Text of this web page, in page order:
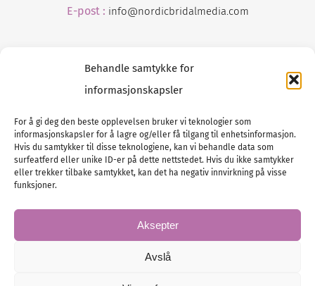
Behandle samtykke for
informasjonskapsler
For å gi deg den beste opplevelsen bruker vi teknologier som
informasjonskapsler for å lagre og/eller få tilgang til enhetsinformasjon.
Hvis du samtykker til disse teknologiene, kan vi behandle data som
surfeatferd eller unike ID-er på dette nettstedet. Hvis du ikke samtykker
eller trekker tilbake samtykket, kan det ha negativ innvirkning på visse
funksjoner.
Aksepter
Avslå
E-post : info@nordicbridalmedia.com
Tlf :23 00 80 90
E-post :info@ nordicbridalmedia.com